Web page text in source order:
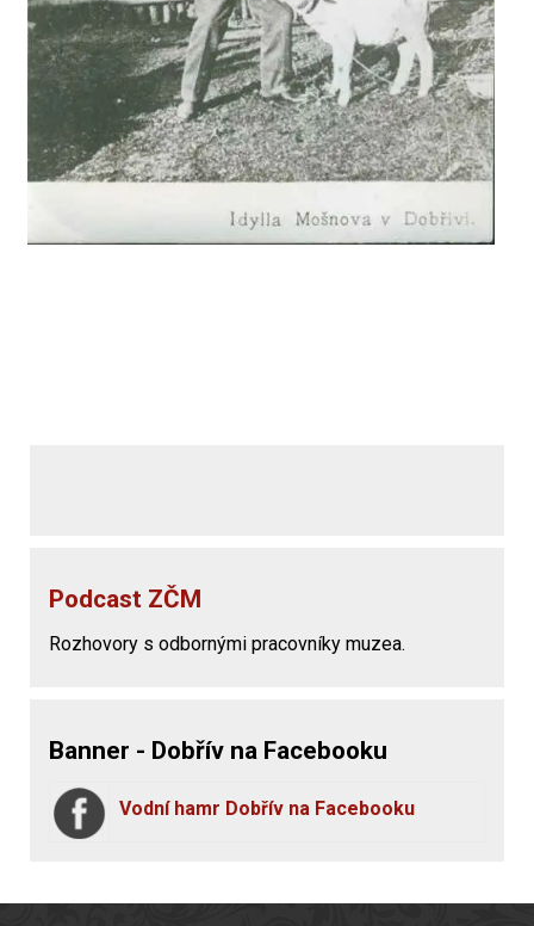
Podcast ZČM
Rozhovory s odbornými pracovníky muzea.
Banner - Dobřív na Facebooku
Vodní hamr Dobřív na Facebooku